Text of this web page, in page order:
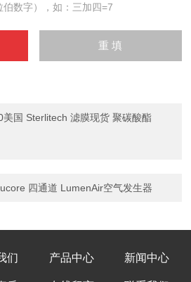
数字），如：三加四=7
美国 Sterlitech 滤膜现货 聚碳酸酯
四通道 LumenAir空气发生器
们 产品中心 新闻中心